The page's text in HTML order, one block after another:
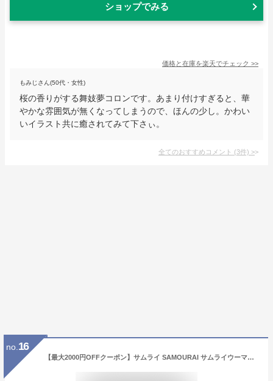
ショップでみる
価格と在庫を楽天でチェック >>
もみじさん(50代・女性)
桜の香りがする舞妓夢コロンです。あまり付けすぎると、華
やかな雰囲気が無くなってしまうので、ほんの少し。かわい
いイラスト共に癒されてみて下さぃ。
全てのおすすめコメント (3件) >
no. 16
【最大2000円OFFクーポン】サムライ SAMOURAI サムライウーマン サクラティー オードパルファム EDP SP 30ml 【香水】【激安セール】【あす楽】